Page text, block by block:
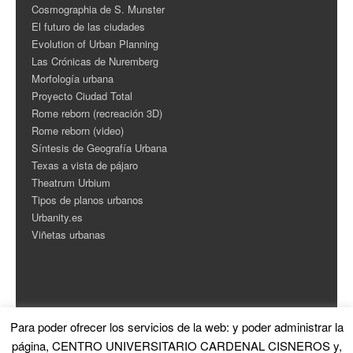
Cosmographia de S. Munster
El futuro de las ciudades
Evolution of Urban Planning
Las Crónicas de Nuremberg
Morfología urbana
Proyecto Ciudad Total
Rome reborn (recreación 3D)
Rome reborn (video)
Síntesis de Geografía Urbana
Texas a vista de pájaro
Theatrum Urbium
Tipos de planos urbanos
Urbanity.es
Viñetas urbanas
ESTADÍSTICAS
Para poder ofrecer los servicios de la web: y poder administrar la
página, CENTRO UNIVERSITARIO CARDENAL CISNEROS y,